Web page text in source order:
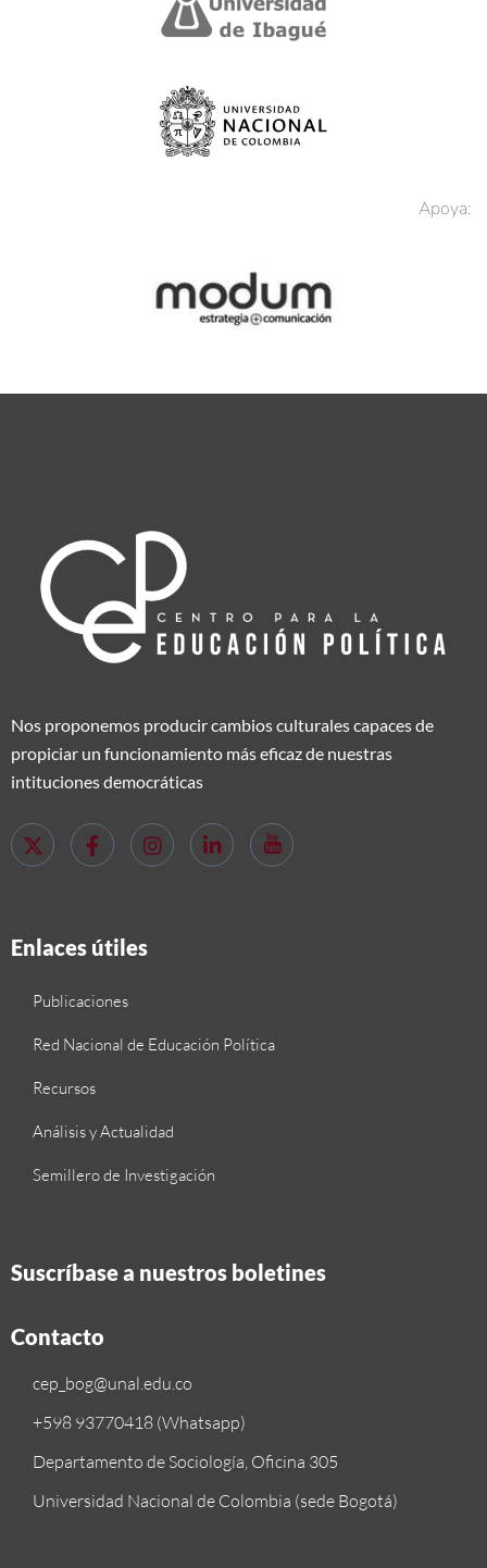
Apoya:
Nos proponemos producir cambios culturales capaces de
propiciar un funcionamiento más eficaz de nuestras
intituciones democráticas
Enlaces útiles
Publicaciones
Red Nacional de Educación Política
Recursos
Análisis y Actualidad
Semillero de Investigación
Suscríbase a nuestros boletines
Contacto
cep_bog@unal.edu.co
+598 93770418 (Whatsapp)
Departamento de Sociología, Oficina 305
Universidad Nacional de Colombia (sede Bogotá)